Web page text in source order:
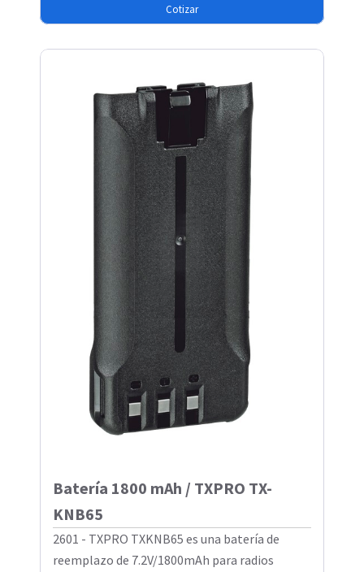
Cotizar
Batería 1800 mAh / TXPRO TX-
KNB65
2601 - TXPRO TXKNB65 es una batería de
reemplazo de 7.2V/1800mAh para radios